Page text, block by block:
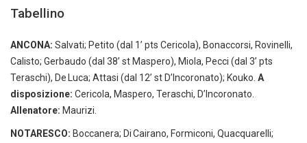
Tabellino
ANCONA: Salvati; Petito (dal 1’ pts Cericola), Bonaccorsi, Rovinelli,
Calisto; Gerbaudo (dal 38’ st Maspero), Miola, Pecci (dal 3’ pts
Teraschi), De Luca; Attasi (dal 12’ st D’Incoronato); Kouko. A
disposizione: Cericola, Maspero, Teraschi, D’Incoronato.
Allenatore: Maurizi.
NOTARESCO: Boccanera; Di Cairano, Formiconi, Quacquarelli;